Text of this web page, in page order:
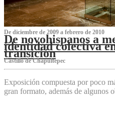
De diciembre de 2009 a febrero de 2010
De novohispanos a
identidad colectiva
transición
Castillo de Chapultepec
Exposición compuesta por poco
gran formato, además de algunos